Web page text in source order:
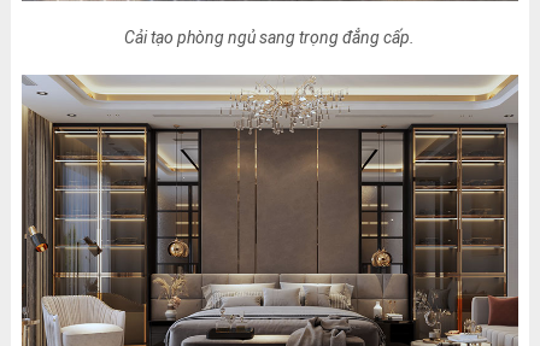
Cải tạo phòng ngủ sang trọng đẳng cấp.